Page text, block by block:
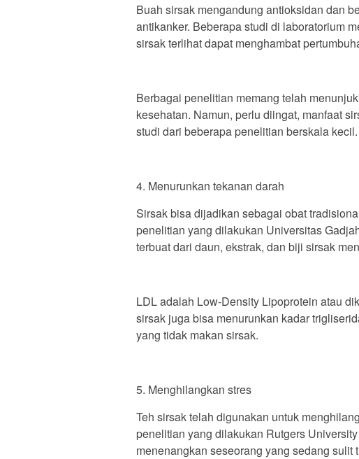
Buah sirsak mengandung antioksidan dan
antikanker. Beberapa studi di laboratorium
sirsak terlihat dapat menghambat
Berbagai penelitian memang telah
kesehatan. Namun, perlu diingat, manfaat
studi dari beberapa penelitian berskala kecil.
4. Menurunkan tekanan darah
Sirsak bisa dijadikan sebagai obat
penelitian yang dilakukan Universitas
terbuat dari daun, ekstrak, dan biji sirsak
LDL adalah Low-Density Lipoprotein atau
sirsak juga bisa menurunkan kadar
yang tidak makan sirsak.
5. Menghilangkan stres
Teh sirsak telah digunakan untuk
penelitian yang dilakukan Rutgers
menenangkan seseorang yang sedang sulit